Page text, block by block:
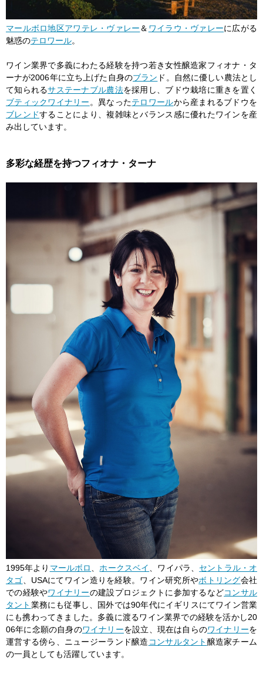
マールボロ地区アワテレ・ヴァレー ＆ ワイラウ・ヴァレーに広がる
魅惑のテロワール。
ワイン業界で多義にわたる経験を持つ若き女性醸造家フィオナ・タ
ーナが2006年に立ち上げた自身のブラン ド。自然に優しい農法とし
て知られるサステーナブル農法を採用し、ブドウ栽培に重きを置く
ブティックワイナリー 。異なったテロワールから産まれるブドウを
ブレンドすることにより、複雑味とバランス感に優れたワインを産
み出しています。
多彩な経歴を持つフィオナ・ターナ
1995年より マールボロ、ホークスベイ、ワイパラ、 セントラル・オ
タゴ、USAにてワイン造りを経験。ワイン研究所やボトリング会社
での経験やワイナリーの建設プロジェクトに参加するなどコンサル
タント 業務にも従事し、国外では90年代にイギリスにてワイン営業
にも携わってきました。多義に渡るワイン業界での経験を活かし20
06年に念願の自身のワイナリーを設立、現在は自らのワイナリーを
運営する傍ら、ニュージーランド醸造 コンサルタント 醸造家チーム
の一員としても活躍しています。